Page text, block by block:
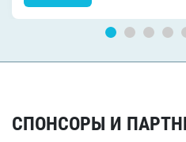
СПОНСОРЫ И